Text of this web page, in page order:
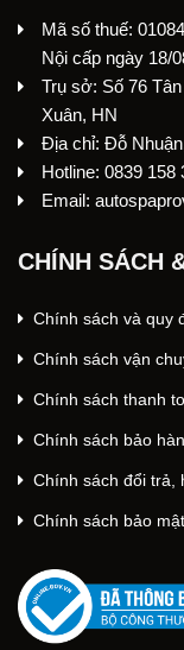
Mã số thuế:
Nội cấp ngày 18/
Trụ sở: Số 76
Xuân, HN
Địa chỉ: Đỗ
Hotline: 0839 158
Email:
CHÍNH SÁCH
Chính sách và quy
Chính sách vận
Chính sách thanh
Chính sách bảo
Chính sách đổi trả,
Chính sách bảo